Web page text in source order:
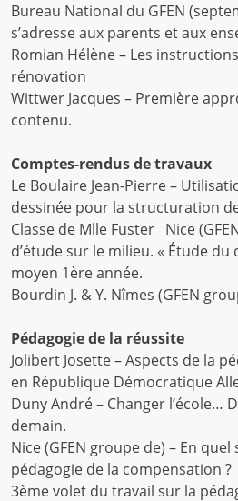
Bureau National du GFEN
s’adresse aux parents et aux
Romian Hélène – Les
rénovation
Wittwer Jacques – Première
contenu.
Comptes-rendus de travaux
Le Boulaire Jean-Pierre –
dessinée pour la structuration
Classe de Mlle Fuster Nice
d’étude sur le milieu. « Étude
moyen 1ère année.
Bourdin J. & Y. Nîmes (GFEN
Pédagogie de la réussite
Jolibert Josette – Aspects de la
en République Démocratique
Duny André – Changer l’école…
demain.
Nice (GFEN groupe de) – En quel
pédagogie de la compensation ?
3ème volet du travail sur la